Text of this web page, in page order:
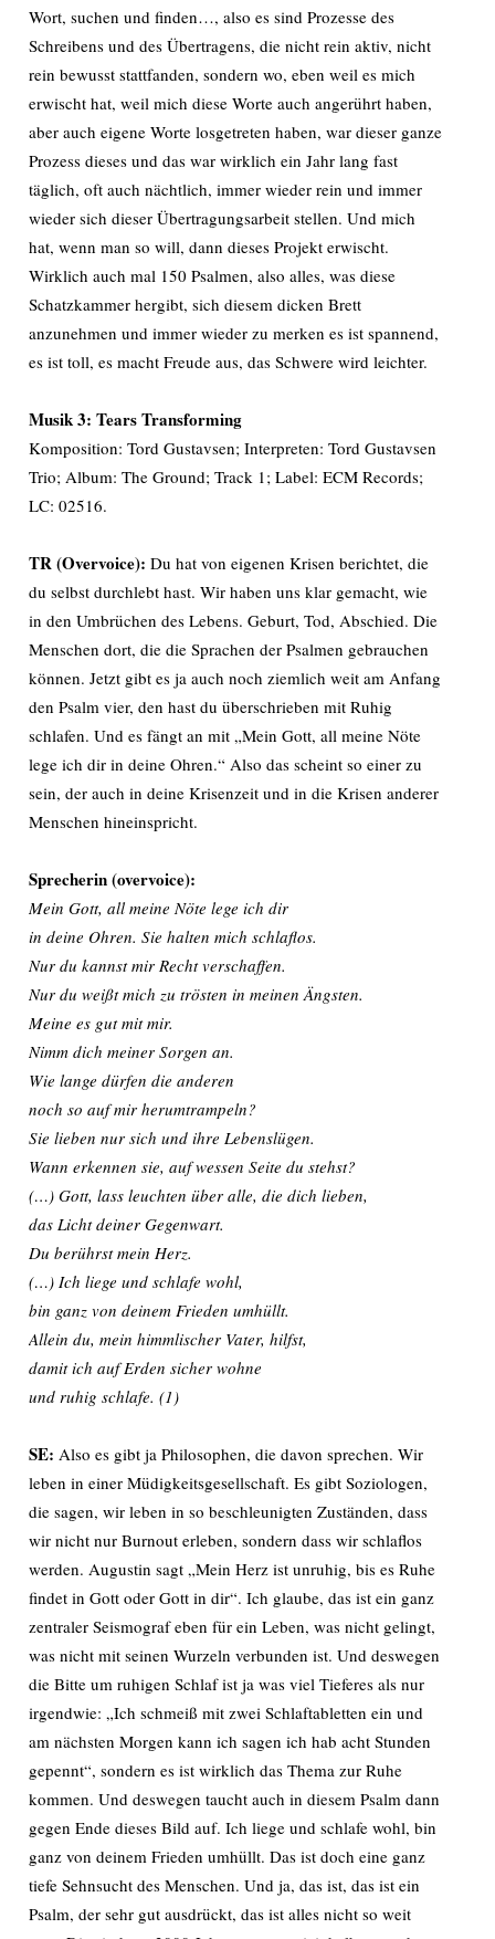
Wort, suchen und finden…, also es sind Prozesse des
Schreibens und des Übertragens, die nicht rein aktiv, nicht
rein bewusst stattfanden, sondern wo, eben weil es mich
erwischt hat, weil mich diese Worte auch angerührt haben,
aber auch eigene Worte losgetreten haben, war dieser ganze
Prozess dieses und das war wirklich ein Jahr lang fast
täglich, oft auch nächtlich, immer wieder rein und immer
wieder sich dieser Übertragungsarbeit stellen. Und mich
hat, wenn man so will, dann dieses Projekt erwischt.
Wirklich auch mal 150 Psalmen, also alles, was diese
Schatzkammer hergibt, sich diesem dicken Brett
anzunehmen und immer wieder zu merken es ist spannend,
es ist toll, es macht Freude aus, das Schwere wird leichter.
Musik 3: Tears Transforming
Komposition: Tord Gustavsen; Interpreten: Tord Gustavsen
Trio; Album: The Ground; Track 1; Label: ECM Records;
LC: 02516.
TR (Overvoice): Du hat von eigenen Krisen berichtet, die
du selbst durchlebt hast. Wir haben uns klar gemacht, wie
in den Umbrüchen des Lebens. Geburt, Tod, Abschied. Die
Menschen dort, die die Sprachen der Psalmen gebrauchen
können. Jetzt gibt es ja auch noch ziemlich weit am Anfang
den Psalm vier, den hast du überschrieben mit Ruhig
schlafen. Und es fängt an mit „Mein Gott, all meine Nöte
lege ich dir in deine Ohren.“ Also das scheint so einer zu
sein, der auch in deine Krisenzeit und in die Krisen anderer
Menschen hineinspricht.
Sprecherin (overvoice):
Mein Gott, all meine Nöte lege ich dir
in deine Ohren. Sie halten mich schlaflos.
Nur du kannst mir Recht verschaffen.
Nur du weißt mich zu trösten in meinen Ängsten.
Meine es gut mit mir.
Nimm dich meiner Sorgen an.
Wie lange dürfen die anderen
noch so auf mir herumtrampeln?
Sie lieben nur sich und ihre Lebenslügen.
Wann erkennen sie, auf wessen Seite du stehst?
(…) Gott, lass leuchten über alle, die dich lieben,
das Licht deiner Gegenwart.
Du berührst mein Herz.
(…) Ich liege und schlafe wohl,
bin ganz von deinem Frieden umhüllt.
Allein du, mein himmlischer Vater, hilfst,
damit ich auf Erden sicher wohne
und ruhig schlafe. (1)
SE: Also es gibt ja Philosophen, die davon sprechen. Wir
leben in einer Müdigkeitsgesellschaft. Es gibt Soziologen,
die sagen, wir leben in so beschleunigten Zuständen, dass
wir nicht nur Burnout erleben, sondern dass wir schlaflos
werden. Augustin sagt „Mein Herz ist unruhig, bis es Ruhe
findet in Gott oder Gott in dir“. Ich glaube, das ist ein ganz
zentraler Seismograf eben für ein Leben, was nicht gelingt,
was nicht mit seinen Wurzeln verbunden ist. Und deswegen
die Bitte um ruhigen Schlaf ist ja was viel Tieferes als nur
irgendwie: „Ich schmeiß mit zwei Schlaftabletten ein und
am nächsten Morgen kann ich sagen ich hab acht Stunden
gepennt“, sondern es ist wirklich das Thema zur Ruhe
kommen. Und deswegen taucht auch in diesem Psalm dann
gegen Ende dieses Bild auf. Ich liege und schlafe wohl, bin
ganz von deinem Frieden umhüllt. Das ist doch eine ganz
tiefe Sehnsucht des Menschen. Und ja, das ist, das ist ein
Psalm, der sehr gut ausdrückt, das ist alles nicht so weit